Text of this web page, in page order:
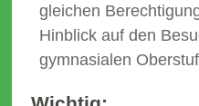
gleichen
Hinblick auf den
gymnasialen